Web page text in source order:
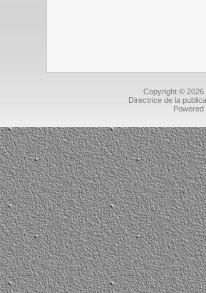
Copyright © 2026
Directrice de la